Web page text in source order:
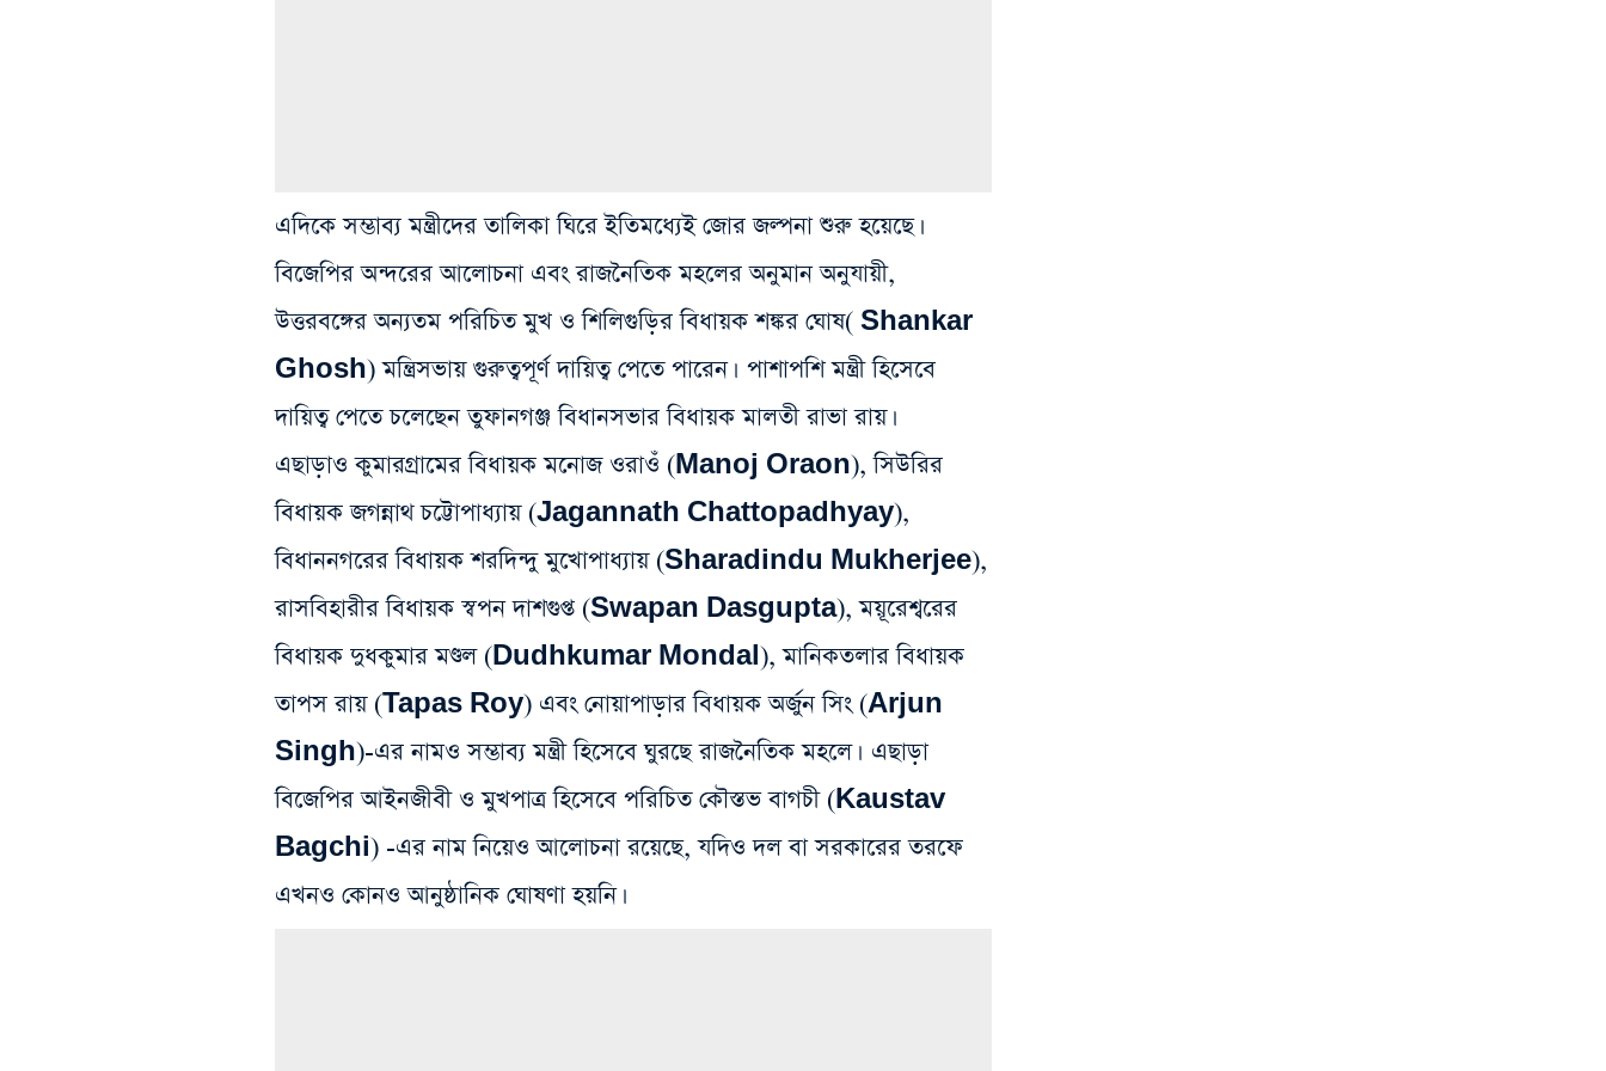
এদিকে সম্ভাব্য মন্ত্রীদের তালিকা ঘিরে ইতিমধ্যেই জোর জল্পনা শুরু হয়েছে।
বিজেপির অন্দরের আলোচনা এবং রাজনৈতিক মহলের অনুমান অনুযায়ী,
উত্তরবঙ্গের অন্যতম পরিচিত মুখ ও শিলিগুড়ির বিধায়ক শঙ্কর ঘোষ( Shankar
Ghosh) মন্ত্রিসভায় গুরুত্বপূর্ণ দায়িত্ব পেতে পারেন। পাশাপশি মন্ত্রী হিসেবে
দায়িত্ব পেতে চলেছেন তুফানগঞ্জ বিধানসভার বিধায়ক মালতী রাভা রায়।
এছাড়াও কুমারগ্রামের বিধায়ক মনোজ ওরাওঁ (Manoj Oraon), সিউরির
বিধায়ক জগন্নাথ চট্টোপাধ্যায় (Jagannath Chattopadhyay),
বিধাননগরের বিধায়ক শরদিন্দু মুখোপাধ্যায় (Sharadindu Mukherjee),
রাসবিহারীর বিধায়ক স্বপন দাশগুপ্ত (Swapan Dasgupta), ময়ূরেশ্বরের
বিধায়ক দুধকুমার মণ্ডল (Dudhkumar Mondal), মানিকতলার বিধায়ক
তাপস রায় (Tapas Roy) এবং নোয়াপাড়ার বিধায়ক অর্জুন সিং (Arjun
Singh)-এর নামও সম্ভাব্য মন্ত্রী হিসেবে ঘুরছে রাজনৈতিক মহলে। এছাড়া
বিজেপির আইনজীবী ও মুখপাত্র হিসেবে পরিচিত কৌস্তভ বাগচী (Kaustav
Bagchi) -এর নাম নিয়েও আলোচনা রয়েছে, যদিও দল বা সরকারের তরফে
এখনও কোনও আনুষ্ঠানিক ঘোষণা হয়নি।